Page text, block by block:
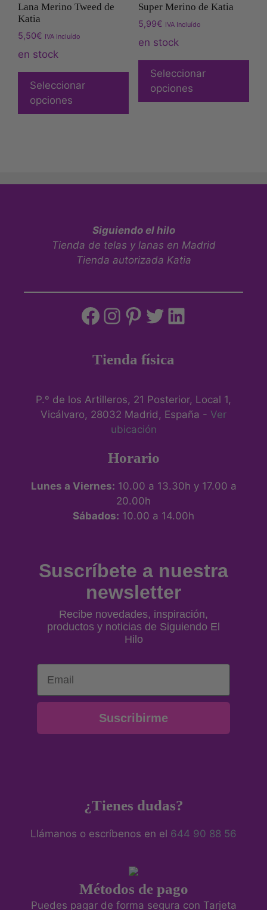
Lana Merino Tweed de
Katia
5,50€ IVA Incluído
en stock
Seleccionar
opciones
Super Merino de Katia
5,99€ IVA Incluído
en stock
Seleccionar
opciones
Siguiendo el hilo
Tienda de telas y lanas en Madrid
Tienda autorizada Katia
Tienda física
P.º de los Artilleros, 21 Posterior, Local 1,
Vicálvaro, 28032 Madrid, España - Ver
ubicación
Horario
Lunes a Viernes: 10.00 a 13.30h y 17.00 a
20.00h
Sábados: 10.00 a 14.00h
Suscríbete a nuestra
newsletter
Recibe novedades, inspiración,
productos y noticias de Siguiendo El
Hilo
Email
Suscribirme
¿Tienes dudas?
Llámanos o escríbenos en el 644 90 88 56
Métodos de pago
Puedes pagar de forma segura con Tarjeta